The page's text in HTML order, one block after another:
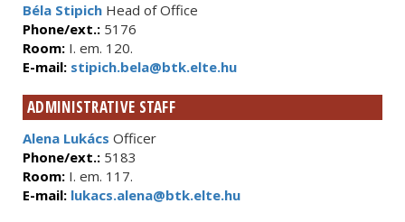
Béla Stipich Head of Office
Phone/ext.: 5176
Room: I. em. 120.
E-mail: stipich.bela@btk.elte.hu
ADMINISTRATIVE STAFF
Alena Lukács Officer
Phone/ext.: 5183
Room: I. em. 117.
E-mail: lukacs.alena@btk.elte.hu